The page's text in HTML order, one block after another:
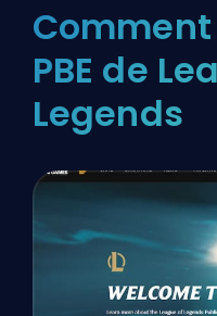
PBE de
Legends